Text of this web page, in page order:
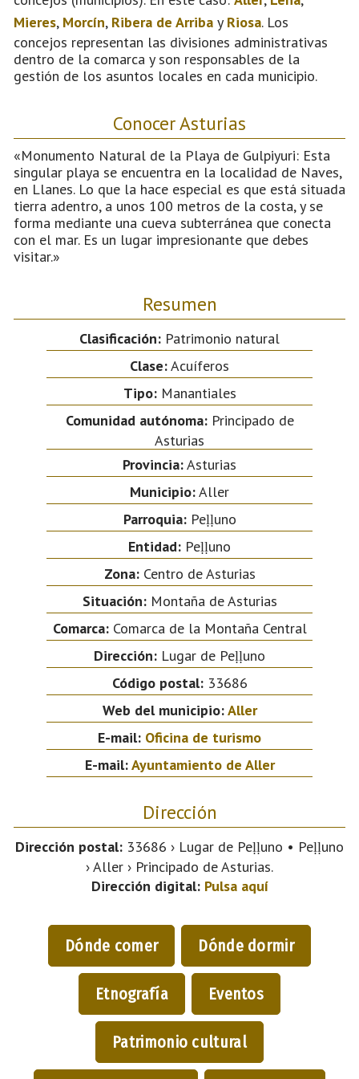
Mieres, Morcín, Ribera de Arriba y Riosa. Los
concejos representan las divisiones administrativas
dentro de la comarca y son responsables de la
gestión de los asuntos locales en cada municipio.
Conocer Asturias
«Monumento Natural de la Playa de Gulpiyuri: Esta
singular playa se encuentra en la localidad de Naves,
en Llanes. Lo que la hace especial es que está situada
tierra adentro, a unos 100 metros de la costa, y se
forma mediante una cueva subterránea que conecta
con el mar. Es un lugar impresionante que debes
visitar.»
Resumen
Clasificación: Patrimonio natural
Clase:Acuíferos
Tipo:Manantiales
Comunidad autónoma:Principado de
Asturias
Provincia:Asturias
Municipio:Aller
Parroquia:Peḷḷuno
Entidad: Peḷḷuno
Zona:Centro de Asturias
Situación:Montaña de Asturias
Comarca:Comarca de la Montaña Central
Dirección: Lugar de Peḷḷuno
Código postal:33686
Web del municipio:Aller
E-mail: Oficina de turismo
E-mail:Ayuntamiento de Aller
Dirección
Dirección postal: 33686 › Lugar de Peḷḷuno • Peḷḷuno
› Aller › Principado de Asturias.
Dirección digital: Pulsa aquí
Dónde comer Dónde dormir
Etnografía Eventos
Patrimonio cultural